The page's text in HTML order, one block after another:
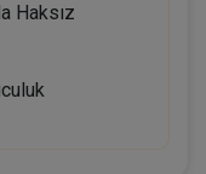
Haksız